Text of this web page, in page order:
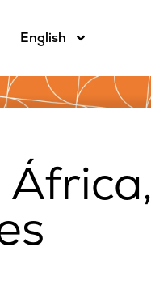
English
África,